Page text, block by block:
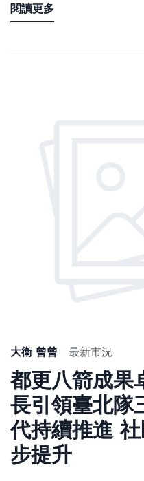
閱讀更多
大衛 曾曾 最新市況
都更八箭成果
長引領臺北隊
代持續推進
步提升